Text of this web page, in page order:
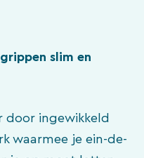
slim en
door ingewikkeld
waarmee je ein-de-